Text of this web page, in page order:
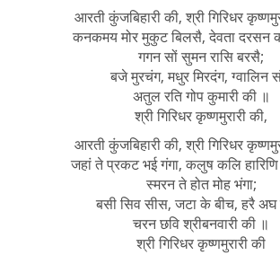
आरती कुंजबिहारी की, श्री गिरिधर
कनकमय मोर मुकुट बिलसै, देवता दरसन
गगन सों सुमन रासि बरसै;
बजे मुरचंग, मधुर मिरदंग, ग्वालिन
अतुल रति गोप कुमारी की ॥
श्री गिरिधर कृष्णमुरारी की,
आरती कुंजबिहारी की, श्री गिरिधर
जहां ते प्रकट भई गंगा, कलुष कलि हारिणि
स्मरन ते होत मोह भंगा;
बसी सिव सीस, जटा के बीच, हरै
चरन छवि श्रीबनवारी की ॥
श्री गिरिधर कृष्णमुरारी की